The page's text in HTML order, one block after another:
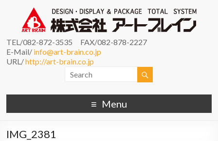
TEL/082-872-3535 FAX/082-878-2227
E-Mail/ info@art-brain.co.jp
URL/http://art-brain.co.jp
Menu
IMG_2381